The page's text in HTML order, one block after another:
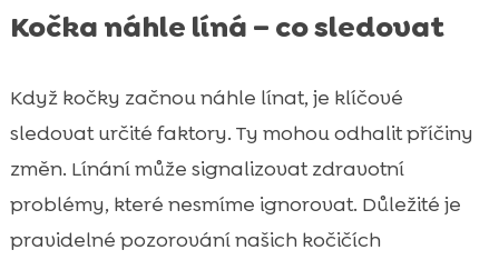
Kočka náhle líná – co sledovat
Když kočky začnou náhle línat, je klíčové
sledovat určité faktory. Ty mohou odhalit příčiny
změn. Línání může signalizovat zdravotní
problémy, které nesmíme ignorovat. Důležité je
pravidelné pozorování našich kočičích